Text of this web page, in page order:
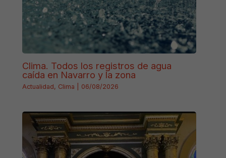
Clima. Todos los registros de agua
caída en Navarro y la zona
Actualidad, Clima 06/08/2026